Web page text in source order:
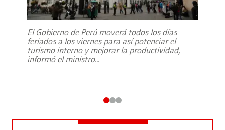
El Gobierno de Perú moverá todos los días
feriados a los viernes para así potenciar el
turismo interno y mejorar la productividad,
informó el ministro...